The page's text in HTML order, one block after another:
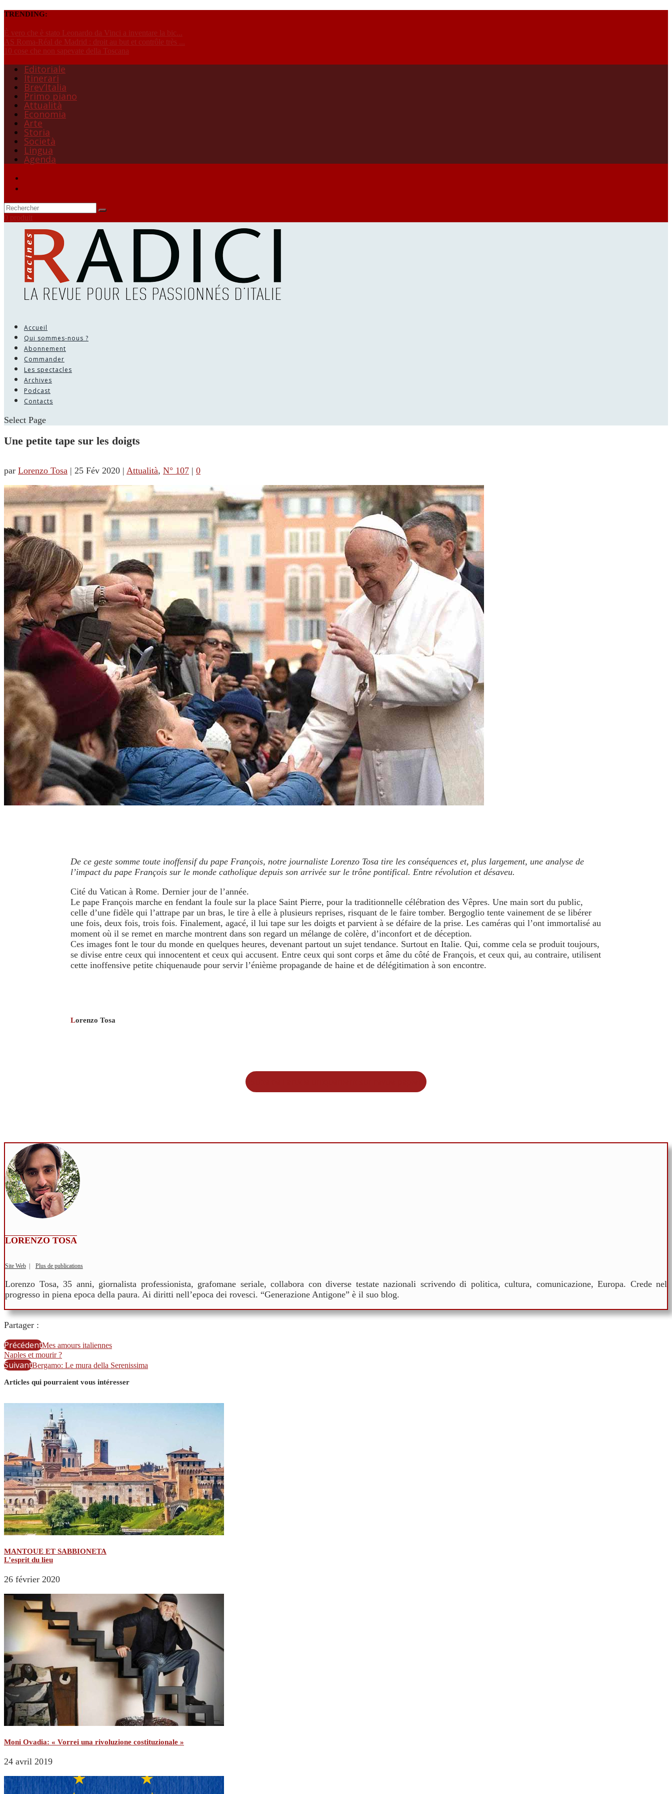
TRENDING:
È vero che è stato Leonardo da Vinci a inventare la bic...
AS Roma-Réal de Madrid : droit au but et contrôle très ...
10 cose che non sapevate della Toscana
Editoriale
Itinerari
Brev’Italia
Primo piano
Attualità
Economia
Arte
Storia
Società
Lingua
Agenda
0 produit
Accueil
Qui sommes-nous ?
Abonnement
Commander
Les spectacles
Archives
Podcast
Contacts
Select Page
Une petite tape sur les doigts
par Lorenzo Tosa | 25 Fév 2020 | Attualità, N° 107 | 0
De ce geste somme toute inoffensif du pape François, notre journaliste Lorenzo Tosa tire les conséquences et, plus largement, une analyse de
l’impact du pape François sur le monde catholique depuis son arrivée sur le trône pontifical. Entre révolution et désaveu.
Cité du Vatican à Rome. Dernier jour de l’année.
Le pape François marche en fendant la foule sur la place Saint Pierre, pour la traditionnelle célébration des Vêpres. Une main sort du public,
celle d’une fidèle qui l’attrape par un bras, le tire à elle à plusieurs reprises, risquant de le faire tomber. Bergoglio tente vainement de se libérer
une fois, deux fois, trois fois. Finalement, agacé, il lui tape sur les doigts et parvient à se défaire de la prise. Les caméras qui l’ont immortalisé au
moment où il se remet en marche montrent dans son regard un mélange de colère, d’inconfort et de déception.
Ces images font le tour du monde en quelques heures, devenant partout un sujet tendance. Surtout en Italie. Qui, comme cela se produit toujours,
se divise entre ceux qui innocentent et ceux qui accusent. Entre ceux qui sont corps et âme du côté de François, et ceux qui, au contraire, utilisent
cette inoffensive petite chiquenaude pour servir l’énième propagande de haine et de délégitimation à son encontre.
Lorenzo Tosa
LORENZO TOSA
Site Web | Plus de publications
Lorenzo Tosa, 35 anni, giornalista professionista, grafomane seriale, collabora con diverse testate nazionali scrivendo di politica, cultura, comunicazione, Europa. Crede nel
progresso in piena epoca della paura. Ai diritti nell’epoca dei rovesci. “Generazione Antigone” è il suo blog.
Partager :
PrécédentMes amours italiennes
Naples et mourir ?
SuivantBergamo: Le mura della Serenissima
Articles qui pourraient vous intéresser
MANTOUE ET SABBIONETA
L’esprit du lieu
26 février 2020
Moni Ovadia: « Vorrei una rivoluzione costituzionale »
24 avril 2019